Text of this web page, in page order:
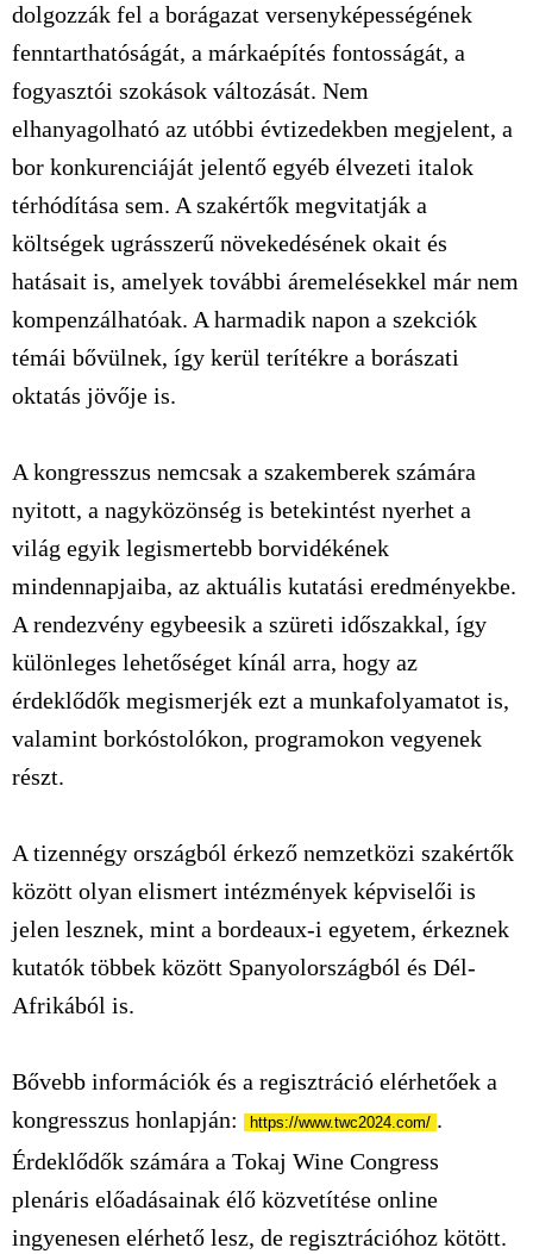
dolgozzák fel a borágazat versenyképességének
fenntarthatóságát, a márkaépítés fontosságát, a
fogyasztói szokások változását. Nem
elhanyagolható az utóbbi évtizedekben megjelent, a
bor konkurenciáját jelentő egyéb élvezeti italok
térhódítása sem. A szakértők megvitatják a
költségek ugrásszerű növekedésének okait és
hatásait is, amelyek további áremelésekkel már nem
kompenzálhatóak. A harmadik napon a szekciók
témái bővülnek, így kerül terítékre a borászati
oktatás jövője is.
A kongresszus nemcsak a szakemberek számára
nyitott, a nagyközönség is betekintést nyerhet a
világ egyik legismertebb borvidékének
mindennapjaiba, az aktuális kutatási eredményekbe.
A rendezvény egybeesik a szüreti időszakkal, így
különleges lehetőséget kínál arra, hogy az
érdeklődők megismerjék ezt a munkafolyamatot is,
valamint borkóstolókon, programokon vegyenek
részt.
A tizennégy országból érkező nemzetközi szakértők
között olyan elismert intézmények képviselői is
jelen lesznek, mint a bordeaux-i egyetem, érkeznek
kutatók többek között Spanyolországból és Dél-
Afrikából is.
Bővebb információk és a regisztráció elérhetőek a
kongresszus honlapján:
https://www.twc2024.com/ .
Érdeklődők számára a Tokaj Wine Congress
plenáris előadásainak élő közvetítése online
ingyenesen elérhető lesz, de regisztrációhoz kötött.